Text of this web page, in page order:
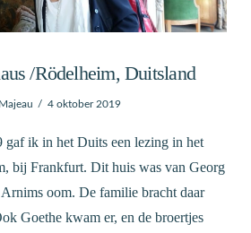
/Rödelheim, Duitsland
4 oktober 2019
gaf ik in het Duits een lezing in het
bij Frankfurt. Dit huis was van Georg
oom. De familie bracht daar
Goethe kwam er, en de broertjes